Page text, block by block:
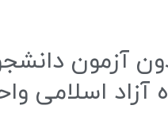
آزمون
آزاد اسلامی